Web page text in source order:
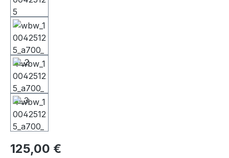
Regulärer Preis:
125,00 €